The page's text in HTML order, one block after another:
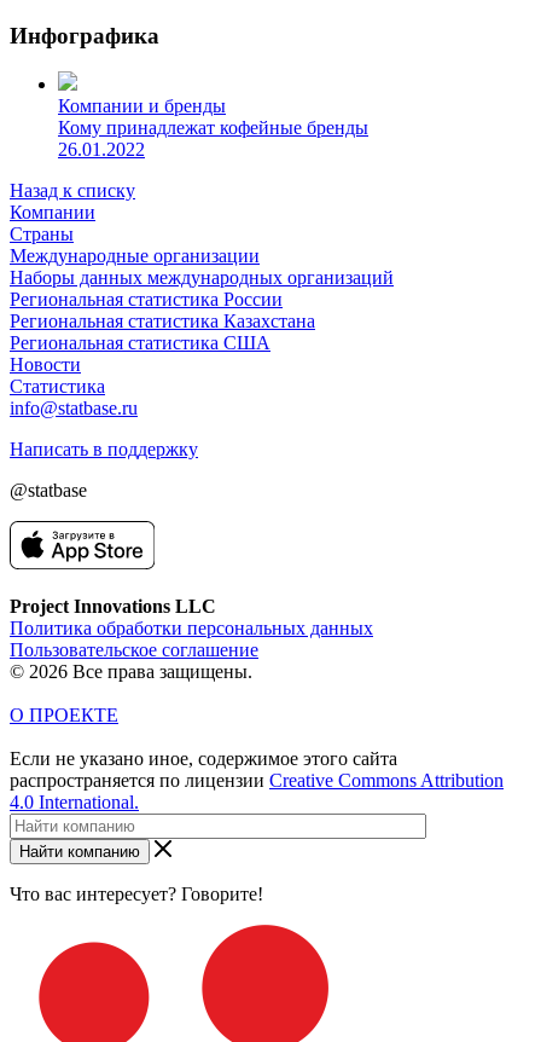
Инфографика
Компании и бренды
Кому принадлежат кофейные бренды
26.01.2022
Назад к списку
Компании
Страны
Международные организации
Наборы данных международных организаций
Региональная статистика России
Региональная статистика Казахстана
Региональная статистика США
Новости
Статистика
info@statbase.ru
Написать в поддержку
@statbase
Project Innovations LLC
Политика обработки персональных данных
Пользовательское соглашение
© 2026 Все права защищены.
О ПРОЕКТЕ
Если не указано иное, содержимое этого сайта
распространяется по лицензии Creative Commons Attribution
4.0 International.
Найти компанию
Что вас интересует? Говорите!